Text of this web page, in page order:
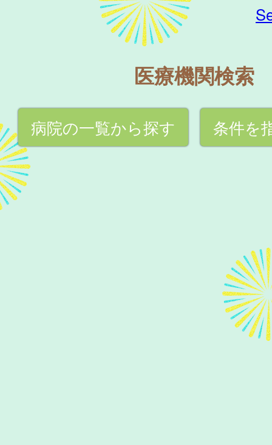
医療機関検索
病院の一覧から探す 条件を